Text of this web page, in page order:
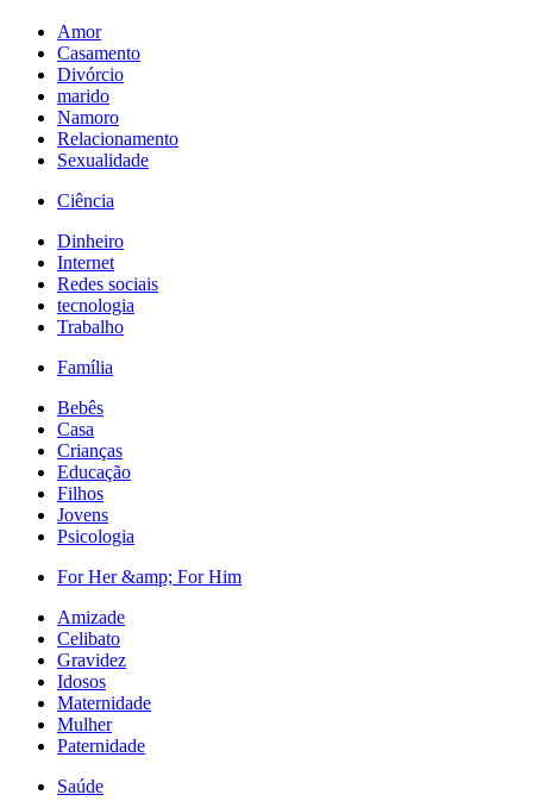
Amor
Casamento
Divórcio
marido
Namoro
Relacionamento
Sexualidade
Ciência
Dinheiro
Internet
Redes sociais
tecnologia
Trabalho
Família
Bebês
Casa
Crianças
Educação
Filhos
Jovens
Psicologia
For Her &amp; For Him
Amizade
Celibato
Gravidez
Idosos
Maternidade
Mulher
Paternidade
Saúde